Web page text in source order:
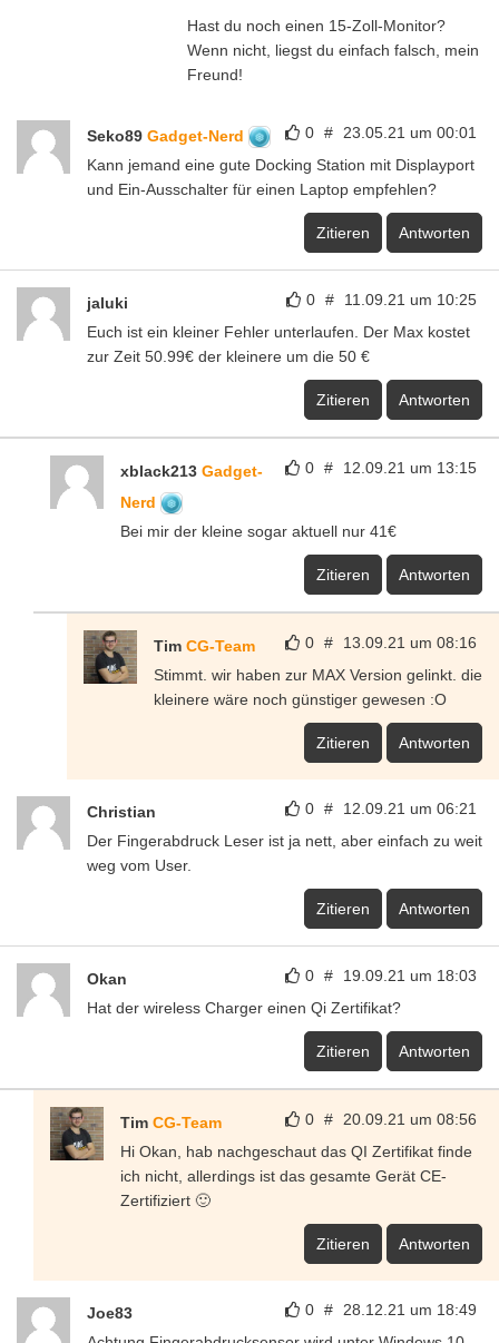
Hast du noch einen 15-Zoll-Monitor?
Wenn nicht, liegst du einfach falsch, mein
Freund!
0 # 23.05.21 um 00:01
Seko89 Gadget-Nerd
Kann jemand eine gute Docking Station mit Displayport
und Ein-Ausschalter für einen Laptop empfehlen?
Zitieren Antworten
0 # 11.09.21 um 10:25
jaluki
Euch ist ein kleiner Fehler unterlaufen. Der Max kostet
zur Zeit 50.99€ der kleinere um die 50 €
Zitieren Antworten
0 # 12.09.21 um 13:15
xblack213 Gadget-
Nerd
Bei mir der kleine sogar aktuell nur 41€
Zitieren Antworten
0 # 13.09.21 um 08:16
Tim CG-Team
Stimmt. wir haben zur MAX Version gelinkt. die
kleinere wäre noch günstiger gewesen :O
Zitieren Antworten
0 # 12.09.21 um 06:21
Christian
Der Fingerabdruck Leser ist ja nett, aber einfach zu weit
weg vom User.
Zitieren Antworten
0 # 19.09.21 um 18:03
Okan
Hat der wireless Charger einen Qi Zertifikat?
Zitieren Antworten
0 # 20.09.21 um 08:56
Tim CG-Team
Hi Okan, hab nachgeschaut das QI Zertifikat finde
ich nicht, allerdings ist das gesamte Gerät CE-
Zertifiziert 🙂
Zitieren Antworten
0 # 28.12.21 um 18:49
Joe83